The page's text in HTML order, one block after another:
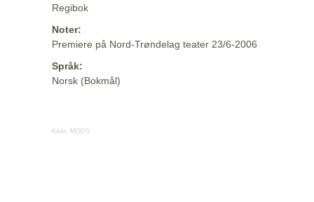
Regibok
Noter:
Premiere på Nord-Trøndelag teater 23/6-2006
Språk:
Norsk (Bokmål)
Kilde: MODS